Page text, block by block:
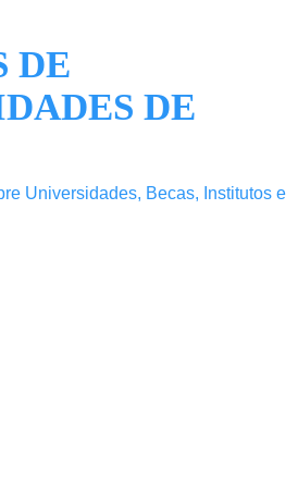
DE
DE
Universidades, Becas, Institutos e